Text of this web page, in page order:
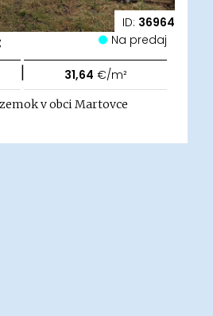
ID: 36964
Na predaj
| 31,64 €/m²
v obci Martovce